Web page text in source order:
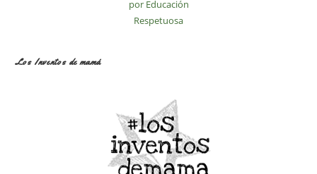
Los Inventos de mamá